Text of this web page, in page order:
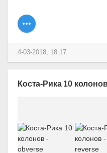
4-03-2018, 18:17
Коста-Рика 10